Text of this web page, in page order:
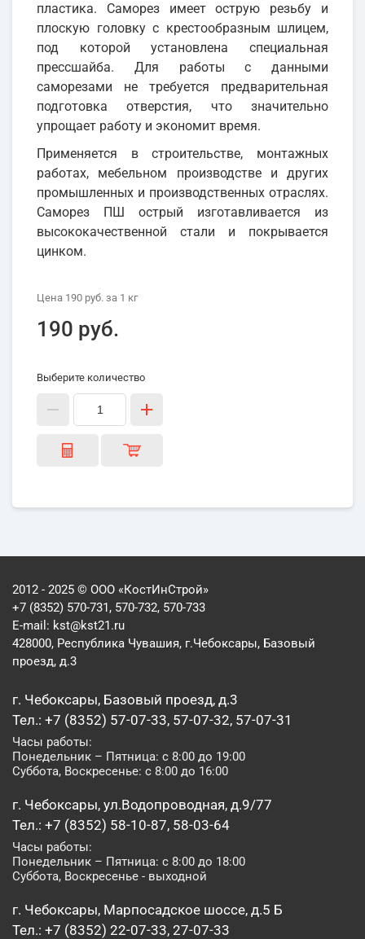
пластика. Саморез имеет острую резьбу и
плоскую головку с крестообразным шлицем,
под которой установлена специальная
прессшайба. Для работы с данными
саморезами не требуется предварительная
подготовка отверстия, что значительно
упрощает работу и экономит время.
Применяется в строительстве, монтажных
работах, мебельном производстве и других
промышленных и производственных отраслях.
Саморез ПШ острый изготавливается из
высококачественной стали и покрывается
цинком.
Цена 190 руб. за 1 кг
190 руб.
Выберите количество
2012 - 2025 © ООО «КостИнСтрой»
+7 (8352) 570-731, 570-732, 570-733
E-mail: kst@kst21.ru
428000, Республика Чувашия, г.Чебоксары, Базовый
проезд, д.3
г. Чебоксары, Базовый проезд, д.3
Тел.: +7 (8352) 57-07-33, 57-07-32, 57-07-31
Часы работы:
Понедельник – Пятница: с 8:00 до 19:00
Суббота, Воскресенье: с 8:00 до 16:00
г. Чебоксары, ул.Водопроводная, д.9/77
Тел.: +7 (8352) 58-10-87, 58-03-64
Часы работы:
Понедельник – Пятница: с 8:00 до 18:00
Суббота, Воскресенье - выходной
г. Чебоксары, Марпосадское шоссе, д.5 Б
Тел.: +7 (8352) 22-07-33, 27-07-33